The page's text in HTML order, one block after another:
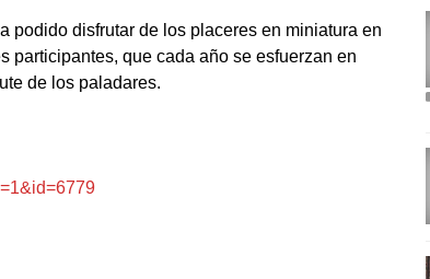
podido disfrutar de los placeres en miniatura en
participantes, que cada año se esfuerzan en
de los paladares.